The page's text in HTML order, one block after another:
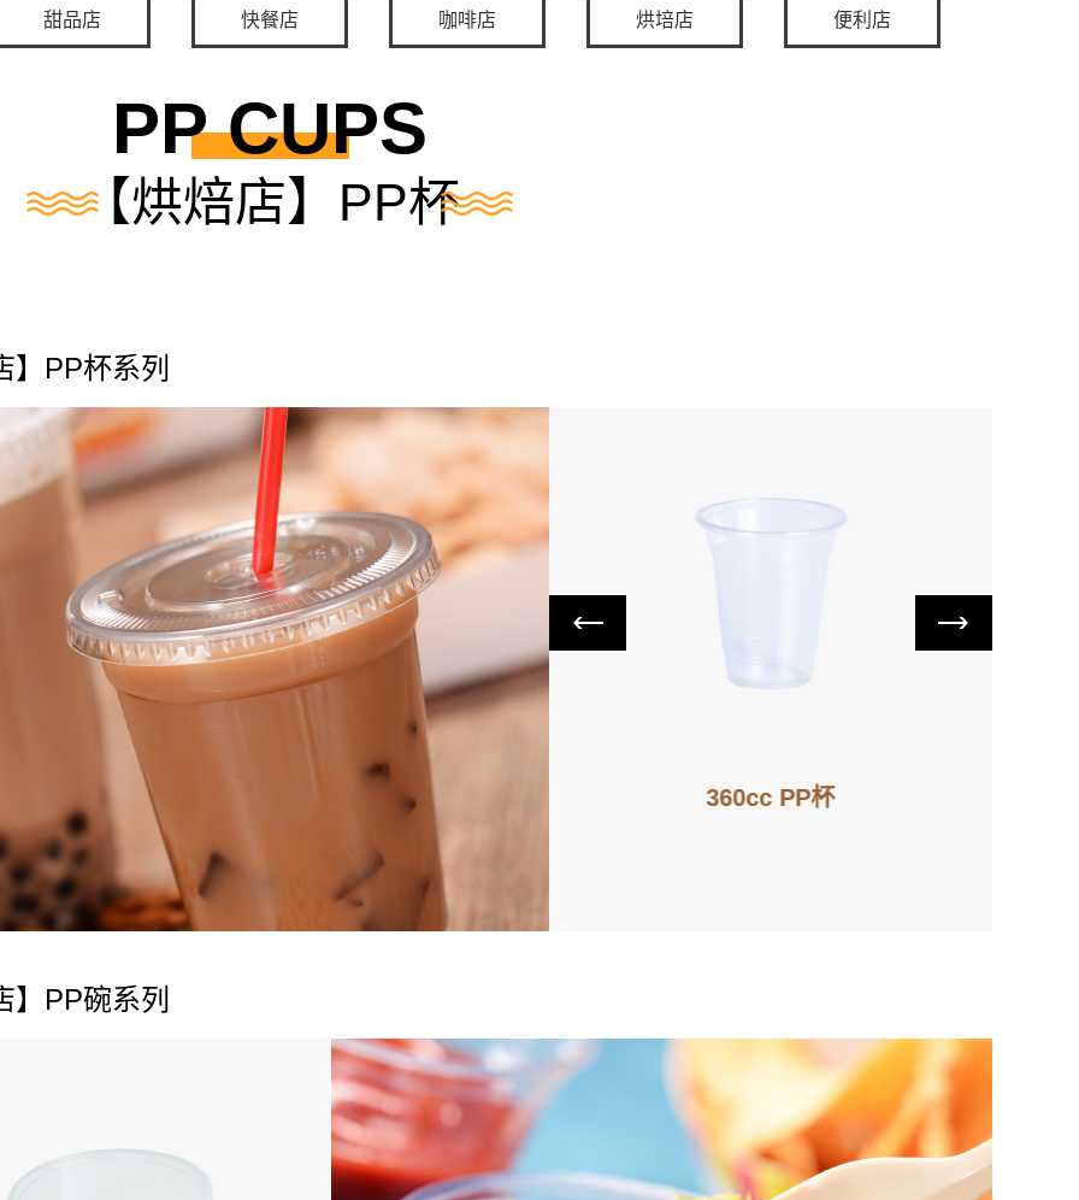
甜品店 快餐店 咖啡店 烘培店 便利店
PP CUPS
【烘焙店】PP杯
】PP杯系列
360cc PP杯
】PP碗系列